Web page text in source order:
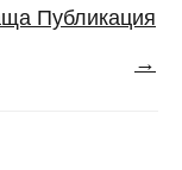
Публикация
→